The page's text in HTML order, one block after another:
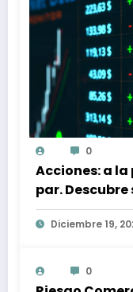
0
Acciones: a
par.
afectan a tu
Diciembre 19,
0